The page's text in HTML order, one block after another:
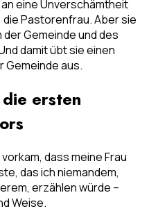
eine Unverschämtheit
Pastorenfrau. Aber sie
Gemeinde und des
damit übt sie einen
Gemeinde aus.
ersten
dass meine Frau
das ich niemandem,
erzählen würde –
Weise.